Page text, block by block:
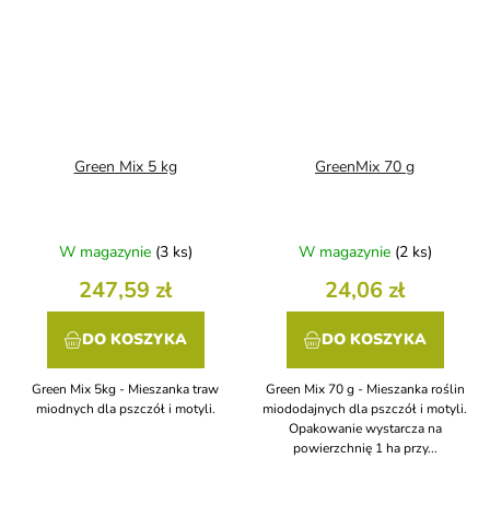
Green Mix 5 kg
W magazynie (3 ks)
247,59 zł
DO KOSZYKA
Green Mix 5kg - Mieszanka traw
miodnych dla pszczół i motyli.
GreenMix 70 g
W magazynie (2 ks)
24,06 zł
DO KOSZYKA
Green Mix 70 g - Mieszanka roślin
miododajnych dla pszczół i motyli.
Opakowanie wystarcza na
powierzchnię 1 ha przy...